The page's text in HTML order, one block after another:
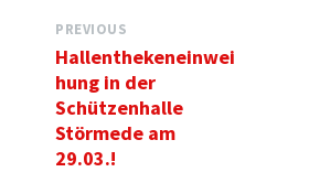
PREVIOUS
Hallenthekeneinwei
hung in der
Schützenhalle
Störmede am
29.03.!